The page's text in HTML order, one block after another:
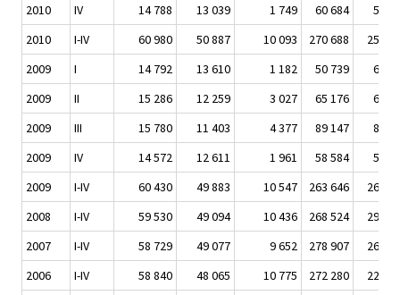
2010
IV 14 788 13 039 1 749 60 684
5 876
2010
I-IV 60 980 50 887 10 093 270 688
25 636
2009
I 14 792 13 610 1 182 50 739
6 304
2009
II 15 286 12 259 3 027 65 176
6 267
2009
III 15 780 11 403 4 377 89 147
8 357
2009
IV 14 572 12 611 1 961 58 584
5 771
2009
I-IV 60 430 49 883 10 547 263 646
26 699
2008
I-IV 59 530 49 094 10 436 268 524
29 114
2007
I-IV 58 729 49 077 9 652 278 907
26 029
2006
I-IV 58 840 48 065 10 775 272 280
22 451